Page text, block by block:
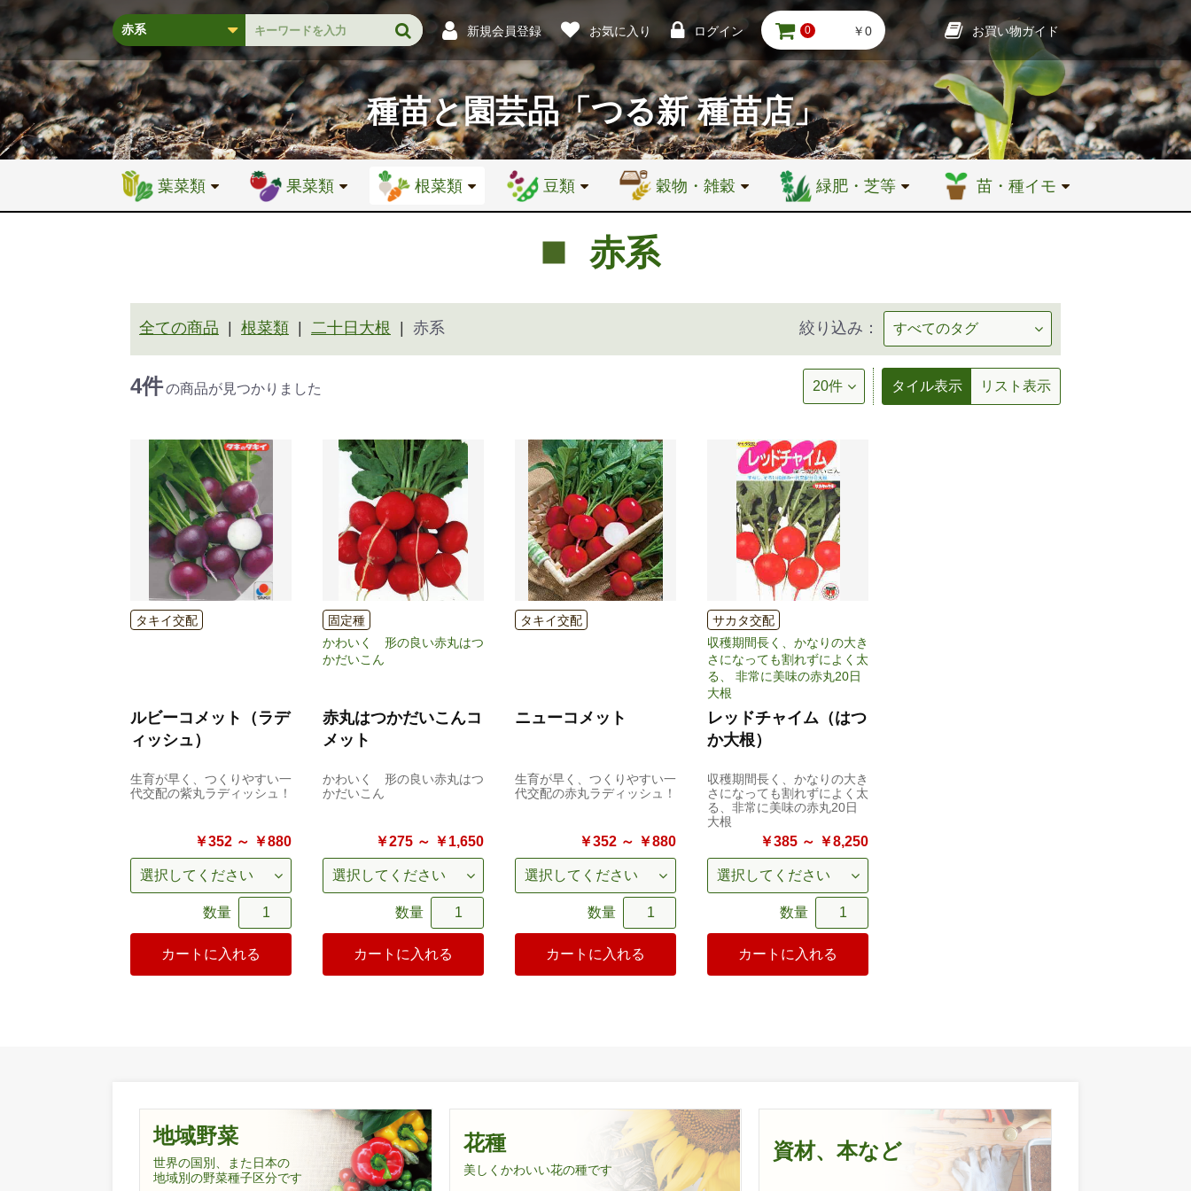
新規会員登録 お気に入り ログイン 0 ￥0 お買い物ガイド
種苗と園芸品「つる新 種苗店」
葉菜類 果菜類 根菜類 豆類 穀物・雑穀 緑肥・芝等 苗・種イモ
赤系
全ての商品 根菜類 二十日大根 赤系 絞り込み：
4件の商品が見つかりました タイル表示 リスト表示
タキイ交配
ルビーコメット（ラデ
ィッシュ）
生育が早く、つくりやすい一
代交配の紫丸ラディッシュ！
￥352 ～ ￥880
数量
カートに入れる
固定種
かわいく 形の良い赤丸はつ
かだいこん
赤丸はつかだいこんコ
メット
かわいく 形の良い赤丸はつ
かだいこん
￥275 ～ ￥1,650
数量
カートに入れる
タキイ交配
ニューコメット
生育が早く、つくりやすい一
代交配の赤丸ラディッシュ！
￥352 ～ ￥880
数量
カートに入れる
サカタ交配
収穫期間長く、かなりの大き
さになっても割れずによく太
る、 非常に美味の赤丸20日
大根
レッドチャイム（はつ
か大根）
収穫期間長く、かなりの大き
さになっても割れずによく太
る、非常に美味の赤丸20日
大根
￥385 ～ ￥8,250
数量
カートに入れる
地域野菜
世界の国別、また日本の
地域別の野菜種子区分です
花種
美しくかわいい花の種です
資材、本など